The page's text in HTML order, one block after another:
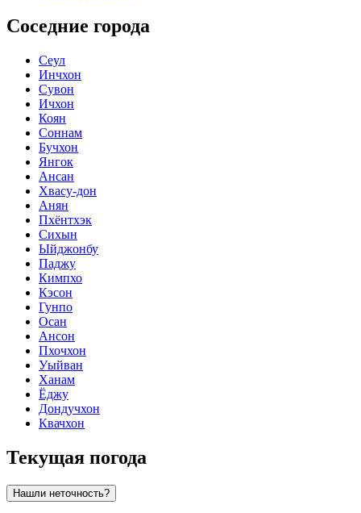
Соседние города
Сеул
Инчхон
Сувон
Ичхон
Коян
Соннам
Бучхон
Янгок
Ансан
Хвасу-дон
Анян
Пхёнтхэк
Сихын
Ыйджонбу
Паджу
Кимпхо
Кэсон
Гунпо
Осан
Ансон
Пхочхон
Уыйван
Ханам
Ёджу
Дондучхон
Квачхон
Текущая погода
Нашли неточность?